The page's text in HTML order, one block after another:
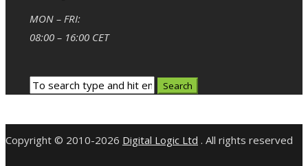
MON – FRI:
08:00 – 16:00 CET
Copyright © 2010-2026 Digital Logic Ltd . All rights reserved